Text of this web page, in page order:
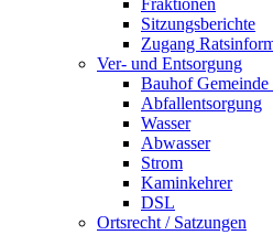
Fraktionen
Sitzungsberichte
Zugang
Ver- und Entsorgung
Bauhof Gemeinde
Abfallentsorgung
Wasser
Abwasser
Strom
Kaminkehrer
DSL
Ortsrecht / Satzungen